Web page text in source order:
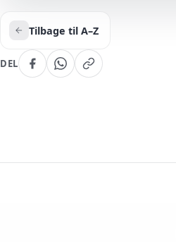
Tilbage til A–Z
DEL